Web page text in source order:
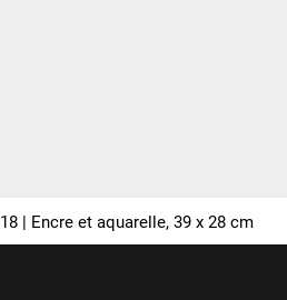
| Encre et aquarelle, 39 x 28 cm